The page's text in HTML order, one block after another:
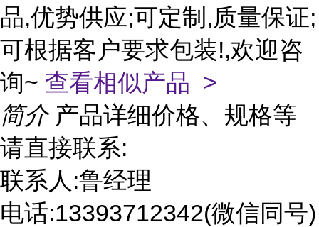
品,优势供应;可定制,质量保证;
可根据客户要求包装!,欢迎咨
询~ 查看相似产品 >
简介 产品详细价格、规格等
请直接联系:
联系人:鲁经理
电话:13393712342(微信同号)